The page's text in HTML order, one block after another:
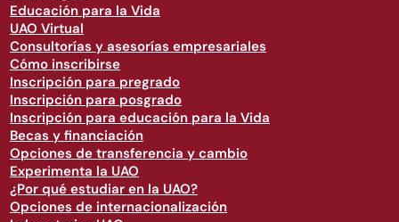
Educación para la Vida
UAO Virtual
Consultorías y asesorías empresariales
Cómo inscribirse
Inscripción para pregrado
Inscripción para posgrado
Inscripción para educación para la Vida
Becas y financiación
Opciones de transferencia y cambio
Experimenta la UAO
¿Por qué estudiar en la UAO?
Opciones de internacionalización